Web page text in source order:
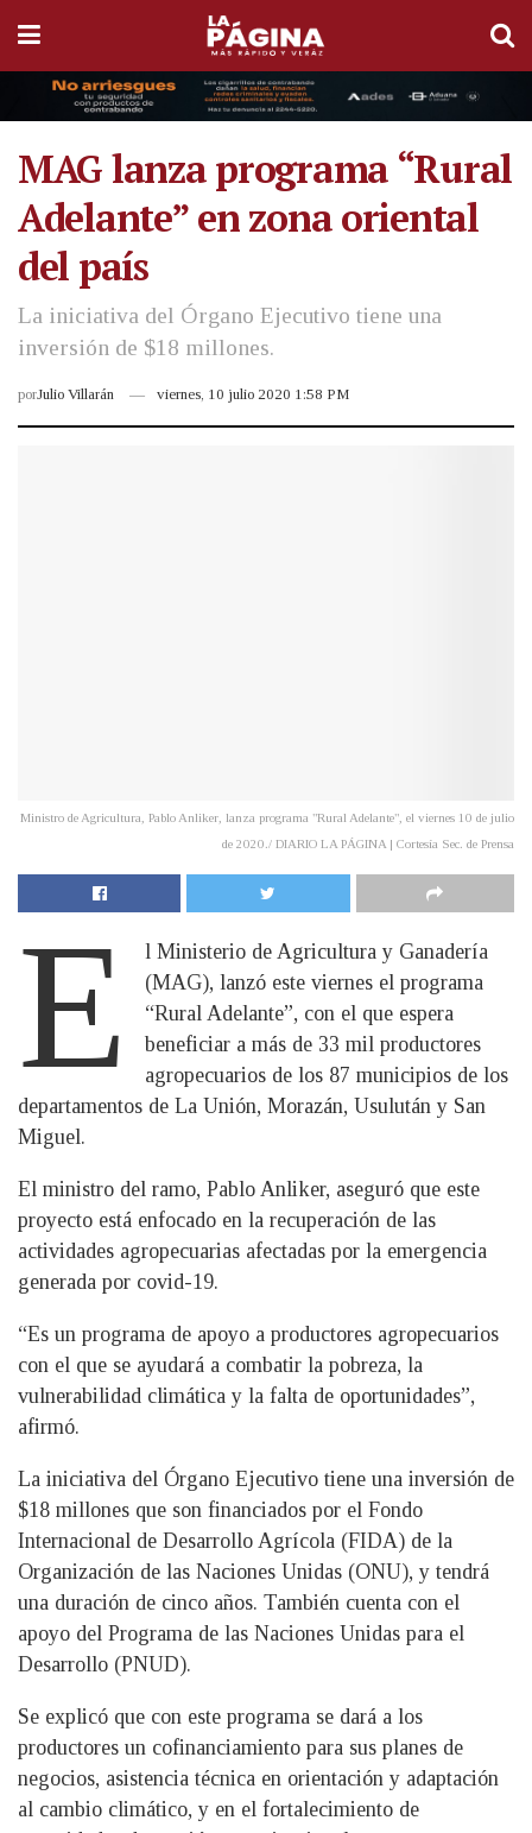
MAG lanza programa “Rural
Adelante” en zona oriental
del país
La iniciativa del Órgano Ejecutivo tiene una
inversión de $18 millones.
porJulio Villarán viernes, 10 julio 2020 1:58 PM
Ministro de Agricultura, Pablo Anliker, lanza programa "Rural Adelante", el viernes 10 de julio
de 2020./ DIARIO LA PÁGINA | Cortesía Sec. de Prensa
E
l Ministerio de Agricultura y Ganadería
(MAG), lanzó este viernes el programa
“Rural Adelante”, con el que espera
beneficiar a más de 33 mil productores
agropecuarios de los 87 municipios de los
departamentos de La Unión, Morazán, Usulután y San
Miguel.
El ministro del ramo, Pablo Anliker, aseguró que este
proyecto está enfocado en la recuperación de las
actividades agropecuarias afectadas por la emergencia
generada por covid-19.
“Es un programa de apoyo a productores agropecuarios
con el que se ayudará a combatir la pobreza, la
vulnerabilidad climática y la falta de oportunidades”,
afirmó.
La iniciativa del Órgano Ejecutivo tiene una inversión de
$18 millones que son financiados por el Fondo
Internacional de Desarrollo Agrícola (FIDA) de la
Organización de las Naciones Unidas (ONU), y tendrá
una duración de cinco años. También cuenta con el
apoyo del Programa de las Naciones Unidas para el
Desarrollo (PNUD).
Se explicó que con este programa se dará a los
productores un cofinanciamiento para sus planes de
negocios, asistencia técnica en orientación y adaptación
al cambio climático, y en el fortalecimiento de